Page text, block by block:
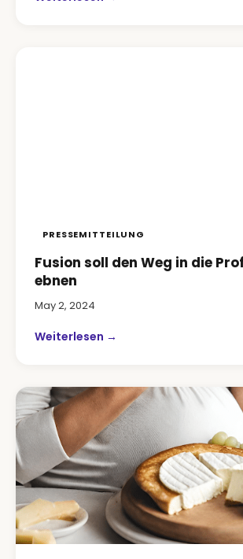
PRESSEMITTEILUNG
Fusion soll den Weg in die
ebnen
May 2, 2024
Weiterlesen →